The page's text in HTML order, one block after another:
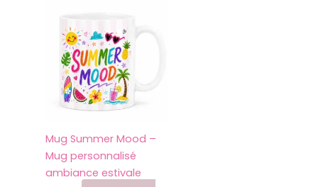
Mug Summer Mood –
Mug personnalisé
ambiance estivale